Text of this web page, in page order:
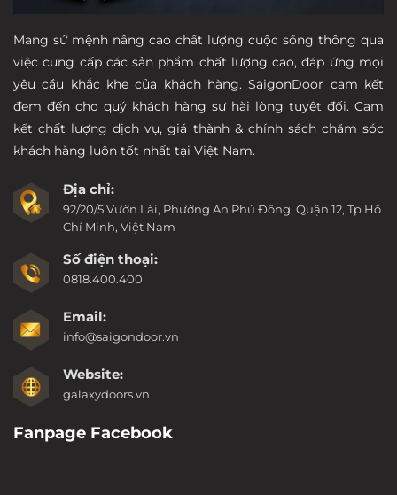
Mang sứ mệnh nâng cao chất lượng cuộc sống thông qua
việc cung cấp các sản phẩm chất lượng cao, đáp ứng mọi
yêu cầu khắc khe của khách hàng. SaigonDoor cam kết
đem đến cho quý khách hàng sự hài lòng tuyệt đối. Cam
kết chất lượng dịch vụ, giá thành & chính sách chăm sóc
khách hàng luôn tốt nhất tại Việt Nam.
Địa chỉ:
92/20/5 Vườn Lài, Phường An Phú Đông, Quận 12, Tp Hồ
Chí Minh, Việt Nam
Số điện thoại:
0818.400.400
Email:
info@saigondoor.vn
Website:
galaxydoors.vn
Fanpage Facebook